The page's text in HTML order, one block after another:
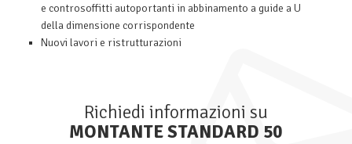
e controsoffitti autoportanti in abbinamento a guide a U
della dimensione corrispondente
Nuovi lavori e ristrutturazioni
Richiedi informazioni su
MONTANTE STANDARD 50